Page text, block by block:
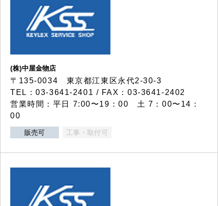
(株)中屋金物店
〒135-0034 東京都江東区永代2-30-3
TEL：03-3641-2401 / FAX：03-3641-2402
営業時間：平日 7:00〜19：00 土 7：00〜14：
00
販売可 工事・取付可